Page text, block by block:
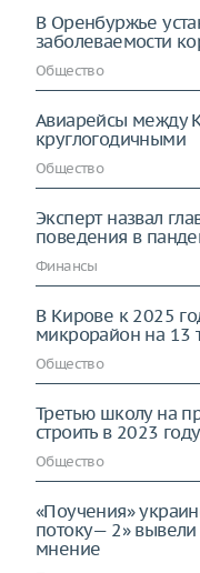
В Оренбуржье
заболеваемости
Общество
Авиарейсы между
круглогодичными
Общество
Эксперт назвал
поведения в
Финансы
В Кирове к 2025
микрорайон на 13
Общество
Третью школу на
строить в 2023 году
Общество
«Поучения»
потоку— 2»
мнение